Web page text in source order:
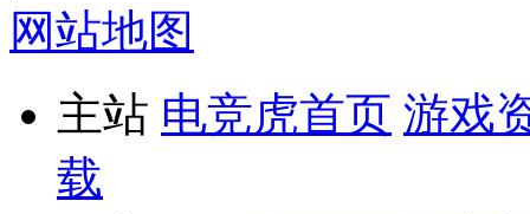
网站地图
主站 电竞虎首页 游戏
载